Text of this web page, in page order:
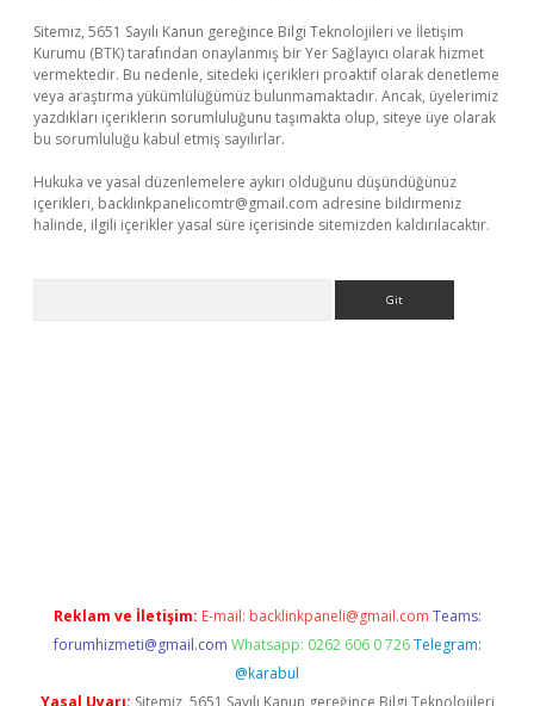
Sitemiz, 5651 Sayılı Kanun gereğince Bilgi Teknolojileri ve İletişim
Kurumu (BTK) tarafından onaylanmış bir Yer Sağlayıcı olarak hizmet
vermektedir. Bu nedenle, sitedeki içerikleri proaktif olarak denetleme
veya araştırma yükümlülüğümüz bulunmamaktadır. Ancak, üyelerimiz
yazdıkları içeriklerin sorumluluğunu taşımakta olup, siteye üye olarak
bu sorumluluğu kabul etmiş sayılırlar.
Hukuka ve yasal düzenlemelere aykırı olduğunu düşündüğünüz
içerikleri, backlinkpanelicomtr@gmail.com adresine bildirmeniz
halinde, ilgili içerikler yasal süre içerisinde sitemizden kaldırılacaktır.
Reklam ve İletişim: E-mail: backlinkpaneli@gmail.com Teams:
forumhizmeti@gmail.com Whatsapp: 0262 606 0 726 Telegram:
@karabul
Yasal Uyarı: Sitemiz, 5651 Sayılı Kanun gereğince Bilgi Teknolojileri